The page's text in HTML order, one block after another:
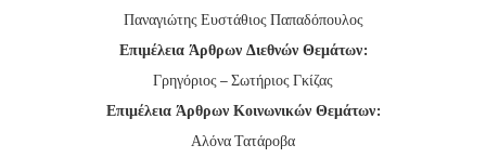
Παναγιώτης Ευστάθιος Παπαδόπουλος
Επιμέλεια Άρθρων Διεθνών Θεμάτων:
Γρηγόριος – Σωτήριος Γκίζας
Επιμέλεια Άρθρων Κοινωνικών Θεμάτων:
Αλόνα Τατάροβα